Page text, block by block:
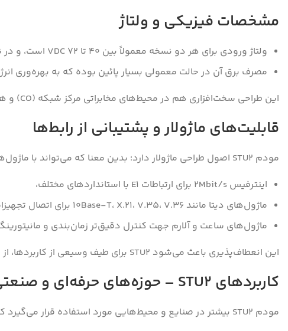
مشخصات فیزیکی و ولتاژ
ولتاژ ورودی برای هر دو نسخه معمولاً بین ۴۰ تا ۷۲ VDC است، و در نسخه‌ی دسکتاپ حتی می‌تواند از ۹۵ تا ۲۶۰ VAC تأمین شود.
مصرف برق آن در حالت معمولی بسیار پائین بوده که به بهره‌وری
این طراحی سخت‌افزاری هم در محیط‌های مخابراتی مرکز شبکه (CO) و هم در محل مشتری قابلیت نصب دارد.
قابلیت‌های ماژولار و پشتیبانی از رابط‌ها
مودم STU2 اصول طراحی ماژولار دارد؛ بدین معنا که می‌تواند با ماژول‌های مختلف تجهیز شود تا انواع رابط‌های انتقال را پشتیبانی کند. برخی از امکانات قابل افزودن عبارتند از:
اینترفیس ۲Mbit/s برای ارتباطات E1 با استانداردهای مختلف،
ماژول‌های دیتا مانند 10Base-T، X.21، V.35، V.36 برای اتصال تجهیزات مختلف شبکه،
ماژول‌های ساعت و آلارم جهت کنترل دقیق‌تر زمان‌بندی و
این انعطاف‌پذیری باعث می‌شود STU2 برای طیف وسیعی از کاربردها، از اتصالات شرکتی گرفته تا شبکه‌های توزیع سرویس، مناسب باشد.
کاربردهای STU2 – حوزه‌های حرفه‌ای و صنعتی
مودم STU2 بیشتر در صنایع و محیط‌هایی مورد استفاده قرار می‌گیرد که نیاز به انتقال داده یا صدا با کیفیت بالا و قابل اعتماد از طریق سیم‌های مسی دارند. برخی کاربردها عبارت‌اند از: